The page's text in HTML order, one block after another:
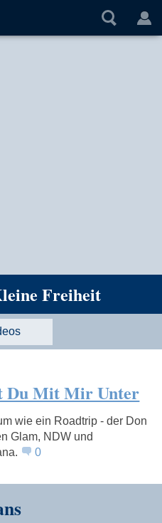
Freiheit
Du Mit Mir Unter
wie ein Roadtrip - der Don
Glam, NDW und
0